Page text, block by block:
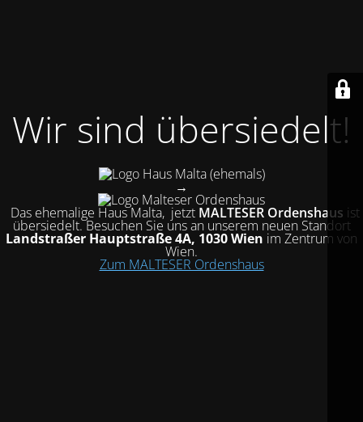
Wir sind übersiedelt!
(ehemals)
→
Das ehemalige Haus Malta, jetzt MALTESER Ordenshaus ist
übersiedelt. Besuchen Sie uns an unserem neuen Standort
Landstraßer Hauptstraße 4A, 1030 Wien im Zentrum von
Wien.
Zum MALTESER Ordenshaus